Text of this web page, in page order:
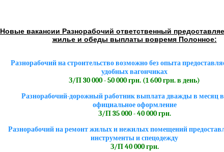
Новые вакансии Разнорабочий ответственный
жилье и обеды выплаты вовремя Полонное:
Разнорабочий на строительство возможно без опыта
удобных вагончиках
З/П 30 000 - 50 000 грн. (1 600 грн. в день)
Разнорабочий-дорожный работник выплата дважды в месяц
официальное оформление
З/П 35 000 - 40 000 грн.
Разнорабочий на ремонт жилых и нежилых помещений
инструменты и спецодежду
З/П 40 000 грн.